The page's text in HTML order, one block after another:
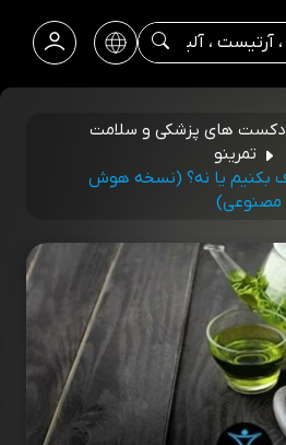
های پزشکی و سلامت
تمرینو
بکنیم یا نه؟ (نسخه هوش
مصنوعی)